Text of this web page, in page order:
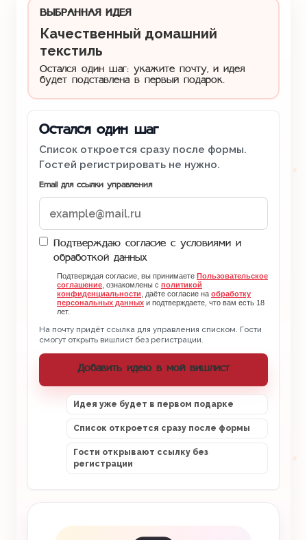
ВЫБРАННАЯ ИДЕЯ
Качественный домашний
текстиль
Остался один шаг: укажите почту, и идея
будет подставлена в первый подарок.
Остался один шаг
Список откроется сразу после формы.
Гостей регистрировать не нужно.
Email для ссылки управления
Подтверждаю согласие с условиями и
обработкой данных
Подтверждая согласие, вы принимаете Пользовательское
соглашение , ознакомлены с политикой
конфиденциальности , даёте согласие на обработку
персональных данных и подтверждаете, что вам есть 18
лет.
На почту придёт ссылка для управления списком. Гости
смогут открыть вишлист без регистрации.
Добавить идею в мой вишлист
Идея уже будет в первом подарке
Список откроется сразу после формы
Гости открывают ссылку без
регистрации